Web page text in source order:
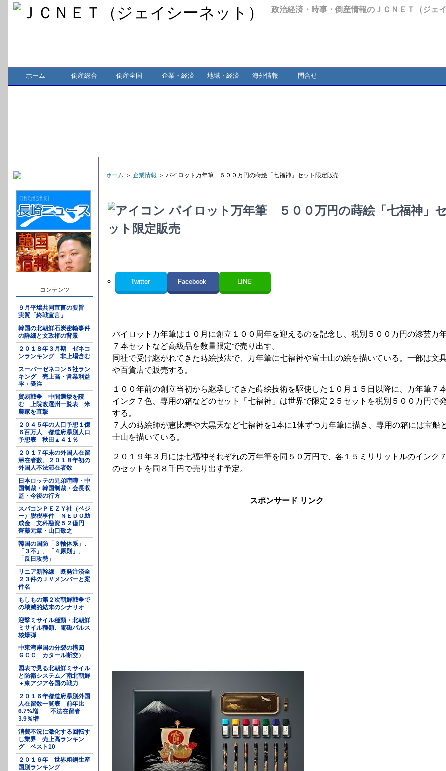
政治経済・時事・倒産情報のＪＣＮＥＴ（ジェ
ホーム 倒産総合 倒産全国 企業・経済 地域・経済 海外情報 問合せ
コンテンツ
９月平壌共同宣言の要旨
実質「終戦宣言」
韓国の北朝鮮石炭密輸事件
の詳細と文政権の背景
２０１８年３月期 ゼネコ
ンランキング 非上場含む
スーパーゼネコン５社ラン
キング 売上高・営業利益
率・受注
貿易戦争 中間選挙を読
む 上院改選州一覧表 米
農家を直撃
２０４５年の人口予想１億
６百万人 都道府県別人口
予想表 秋田▲４１％
２０１７年末の外国人在留
滞在者数、２０１８年初の
外国人不法滞在者数
日本ロッテの兄弟喧嘩・中
国制裁・韓国制裁・会長収
監・今後の行方
スパコンＰＥＺＹ社（ペジ
ー）脱税事件 ＮＥＤＯ助
成金 文科融資５２億円
齊藤元章・山口敬之
韓国の国防「３軸体系」、
「３不」、「４原則」、
「反日攻勢」
リニア新幹線 既発注済全
２３件のＪＶメンバーと案
件名
もしもの第２次朝鮮戦争で
の壊滅的結末のシナリオ
迎撃ミサイル種類・北朝鮮
ミサイル種類、電磁パルス
核爆弾
中東湾岸国の分裂の構図
ＧＣＣ カタール断交）
図表で見る北朝鮮ミサイル
と防衛システム／南北朝鮮
＋東アジア各国の戦力
２０１６年都道府県別外国
人在留数一覧表 前年比
6.7%増 不法在留者
3.9％増
消費不況に激化する回転す
し業界 売上高ランキン
グ ベスト10
２０１６年 世界粗鋼生産
国別ランキング
ホーム ＞ 企業情報 ＞ パイロット万年筆 ５００万円の蒔絵「七福神」セット限定販売
パイロット万年筆 ５００万円の蒔絵「七福神」
ット限定販売
Twitter Facebook LINE
パイロット万年筆は１０月に創立１００周年を迎えるのを記念し、税別５００万円の漆芸万
７本セットなど高級品を数量限定で売り出す。
同社で受け継がれてきた蒔絵技法で、万年筆に七福神や富士山の絵を描いている。一部は文
や百貨店で販売する。
１００年前の創立当初から継承してきた蒔絵技術を駆使した１０月１５日以降に、万年筆７
インク７色、専用の箱などのセット「七福神」は世界で限定２５セットを税別５００万円で
する。
７人の蒔絵師が恵比寿や大黒天など七福神を1本に1体ずつ万年筆に描き、専用の箱には宝船
士山を描いている。
２０１９年３月には七福神それぞれの万年筆を同５０万円で、各１５ミリリットルのインク
のセットを同８千円で売り出す予定。
スポンサード リンク